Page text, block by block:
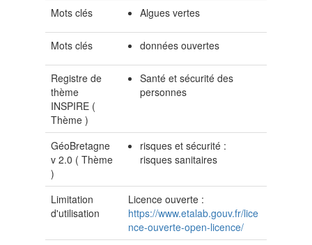
Mots clés Algues vertes
Mots clés données ouvertes
Registre de
thème
INSPIRE (
Thème )
Santé et sécurité des
personnes
GéoBretagne
v 2.0 ( Thème
)
risques et sécurité :
risques sanitaires
Limitation
d'utilisation
Licence ouverte :
https://www.etalab.gouv.fr/lice
nce-ouverte-open-licence/